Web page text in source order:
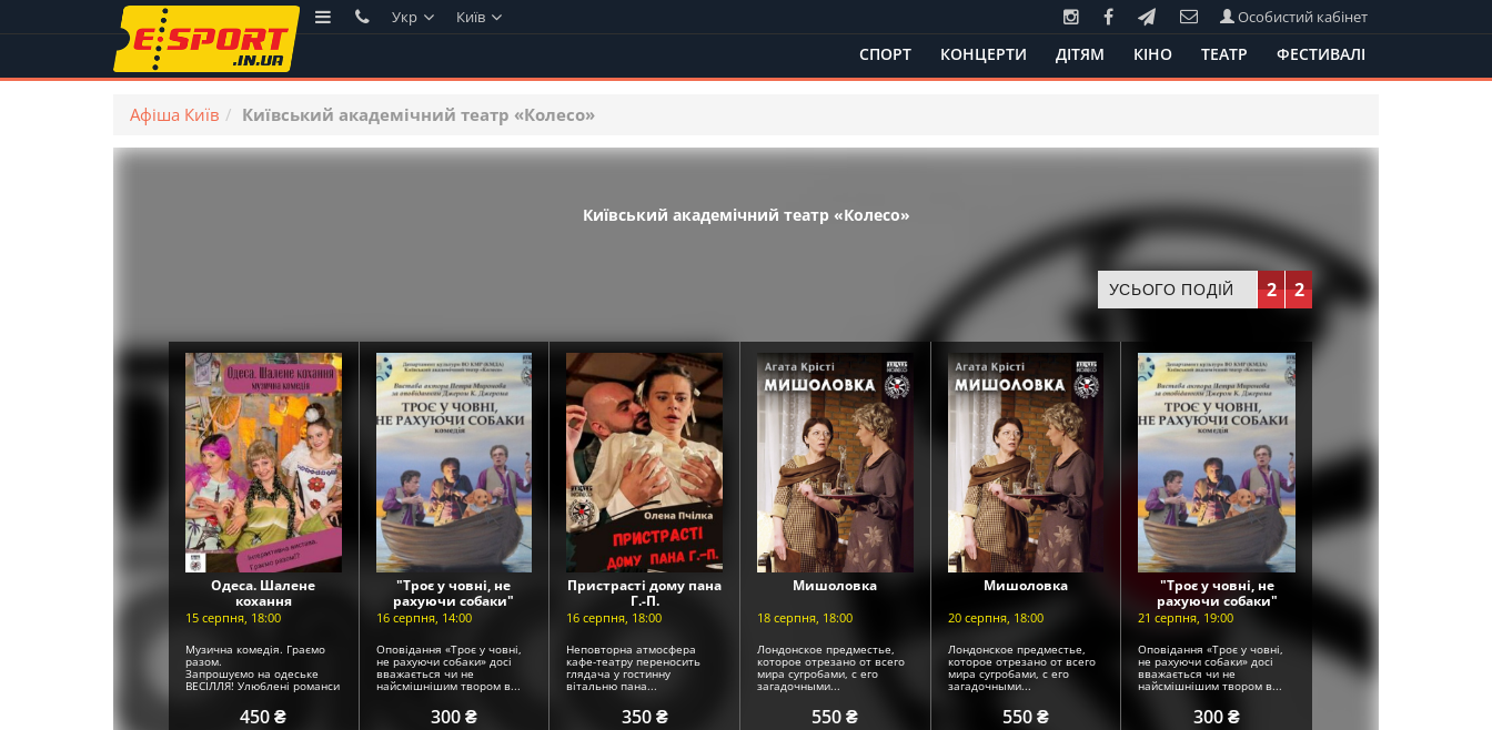
Укр Київ Особистий кабінет
СПОРТ КОНЦЕРТИ ДІТЯМ КІНО ТЕАТР ФЕСТИВАЛІ
Афіша Київ Київський академічний театр «Колесо»
Київський академічний театр «Колесо»
УСЬОГО ПОДІЙ 2 2
Одеса. Шалене
кохання
15 серпня, 18:00
Музична комедія. Граємо
разом.
Запрошуємо на одеське
ВЕСІЛЛЯ! Улюблені романси
450 ₴
"Троє у човні, не
рахуючи собаки"
16 серпня, 14:00
Оповідання «Троє у човні,
не рахуючи собаки» досі
вважається чи не
найсмішнішим твором в...
300 ₴
Пристрасті дому пана
Г.-П.
16 серпня, 18:00
Неповторна атмосфера
кафе-театру переносить
глядача у гостинну
вітальню пана...
350 ₴
Мишоловка
18 серпня, 18:00
Лондонское предместье,
которое отрезано от всего
мира сугробами, с его
загадочными...
550 ₴
Мишоловка
20 серпня, 18:00
Лондонское предместье,
которое отрезано от всего
мира сугробами, с его
загадочными...
550 ₴
"Троє у човні, не
рахуючи собаки"
21 серпня, 19:00
Оповідання «Троє у човні,
не рахуючи собаки» досі
вважається чи не
найсмішнішим твором в...
300 ₴